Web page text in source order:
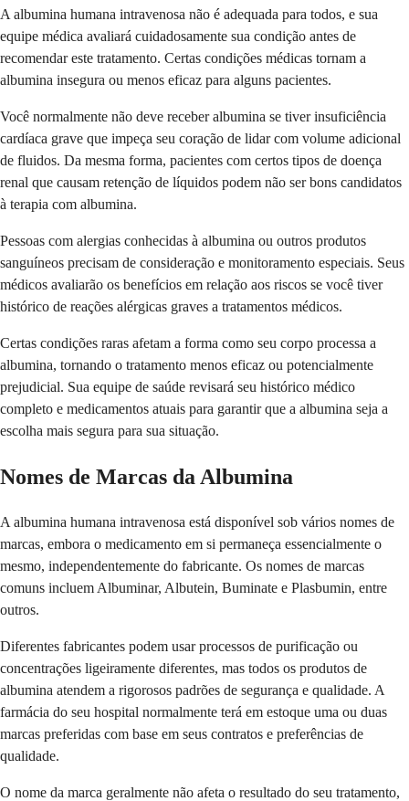
A albumina humana intravenosa não é adequada para todos, e sua
equipe médica avaliará cuidadosamente sua condição antes de
recomendar este tratamento. Certas condições médicas tornam a
albumina insegura ou menos eficaz para alguns pacientes.
Você normalmente não deve receber albumina se tiver insuficiência
cardíaca grave que impeça seu coração de lidar com volume adicional
de fluidos. Da mesma forma, pacientes com certos tipos de doença
renal que causam retenção de líquidos podem não ser bons candidatos
à terapia com albumina.
Pessoas com alergias conhecidas à albumina ou outros produtos
sanguíneos precisam de consideração e monitoramento especiais. Seus
médicos avaliarão os benefícios em relação aos riscos se você tiver
histórico de reações alérgicas graves a tratamentos médicos.
Certas condições raras afetam a forma como seu corpo processa a
albumina, tornando o tratamento menos eficaz ou potencialmente
prejudicial. Sua equipe de saúde revisará seu histórico médico
completo e medicamentos atuais para garantir que a albumina seja a
escolha mais segura para sua situação.
Nomes de Marcas da Albumina
A albumina humana intravenosa está disponível sob vários nomes de
marcas, embora o medicamento em si permaneça essencialmente o
mesmo, independentemente do fabricante. Os nomes de marcas
comuns incluem Albuminar, Albutein, Buminate e Plasbumin, entre
outros.
Diferentes fabricantes podem usar processos de purificação ou
concentrações ligeiramente diferentes, mas todos os produtos de
albumina atendem a rigorosos padrões de segurança e qualidade. A
farmácia do seu hospital normalmente terá em estoque uma ou duas
marcas preferidas com base em seus contratos e preferências de
qualidade.
O nome da marca geralmente não afeta o resultado do seu tratamento,